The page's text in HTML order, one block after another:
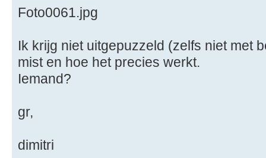
Foto0061.jpg
Ik krijg niet uitgepuzzeld (zelfs niet met
mist en hoe het precies werkt.
Iemand?
gr,
dimitri